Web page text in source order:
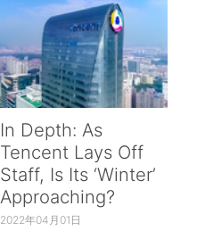
In Depth: As
Tencent Lays Off
Staff, Is Its ‘Winter’
Approaching?
2022年04月01日